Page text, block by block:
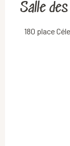
Salle
180 place